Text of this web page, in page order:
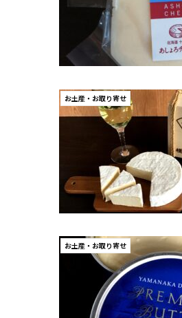
お土産・お取り寄せ
お土産・お取り寄せ